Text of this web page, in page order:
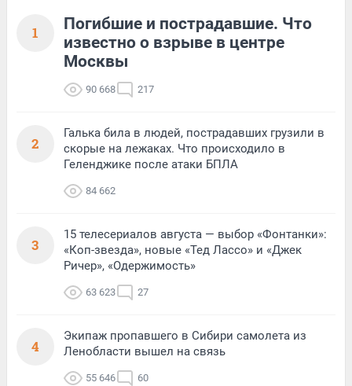
1
Погибшие и пострадавшие. Что
известно о взрыве в центре
Москвы
90 668 217
2
Галька била в людей, пострадавших грузили в
скорые на лежаках. Что происходило в
Геленджике после атаки БПЛА
84 662
3
15 телесериалов августа — выбор «Фонтанки»:
«Коп-звезда», новые «Тед Лассо» и «Джек
Ричер», «Одержимость»
63 623 27
4
Экипаж пропавшего в Сибири самолета из
Ленобласти вышел на связь
55 646 60